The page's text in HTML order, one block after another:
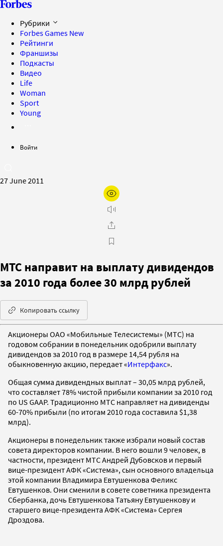
Рубрики
Forbes Games New
Рейтинги
Франшизы
Подкасты
Видео
Life
Woman
Sport
Young
Войти
27 June 2011
МТС направит на выплату дивидендов
за 2010 года более 30 млрд рублей
Копировать ссылку
Акционеры ОАО «Мобильные Телесистемы» (МТС) на
годовом собрании в понедельник одобрили выплату
дивидендов за 2010 год в размере 14,54 рубля на
обыкновенную акцию, передает «Интерфакс».
Общая сумма дивидендных выплат – 30,05 млрд рублей,
что составляет 78% чистой прибыли компании за 2010 год
по US GAAP. Традиционно МТС направляет на дивиденды
60-70% прибыли (по итогам 2010 года составила $1,38
млрд).
Акционеры в понедельник также избрали новый состав
совета директоров компании. В него вошли 9 человек, в
частности, президент МТС Андрей Дубовсков и первый
вице-президент АФК «Система», сын основного владельца
этой компании Владимира Евтушенкова Феликс
Евтушенков. Они сменили в совете советника президента
Сбербанка, дочь Евтушенкова Татьяну Евтушенкову и
старшего вице-президента АФК «Система» Сергея
Дроздова.